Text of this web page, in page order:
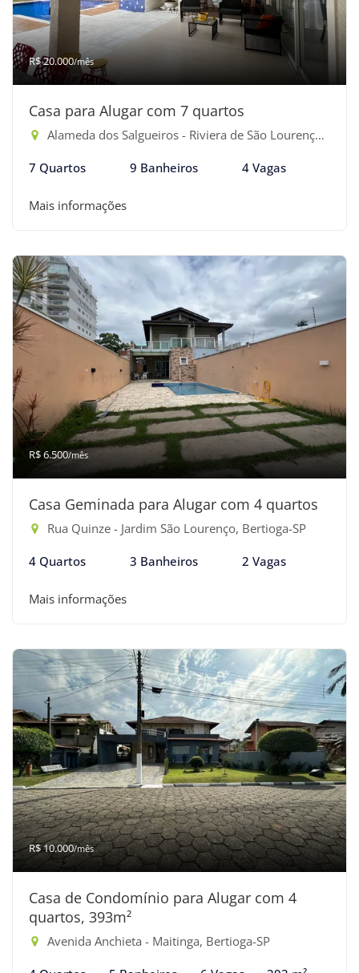
R$ 20.000/mês
Casa para Alugar com 7 quartos
Alameda dos Salgueiros - Riviera de São Lourenço, Bertioga-SP
7 Quartos 9 Banheiros 4 Vagas
Mais informações
R$ 6.500/mês
Casa Geminada para Alugar com 4 quartos
Rua Quinze - Jardim São Lourenço, Bertioga-SP
4 Quartos 3 Banheiros 2 Vagas
Mais informações
R$ 10.000/mês
Casa de Condomínio para Alugar com 4
quartos, 393m²
Avenida Anchieta - Maitinga, Bertioga-SP